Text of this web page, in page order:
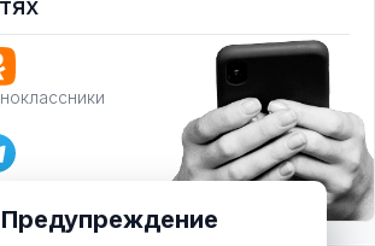
Предупреждение